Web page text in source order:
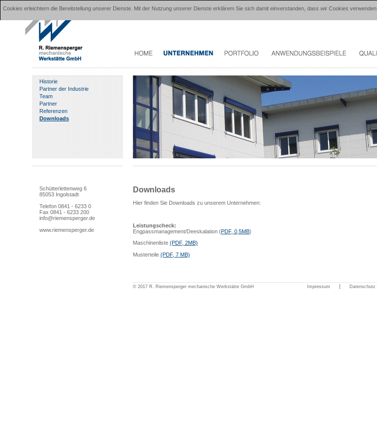
Historie
Partner der Industrie
Team
Partner
Referenzen
Downloads
Schütterlettenweg 6
85053 Ingolstadt
Telefon 0841 - 6233 0
Fax 0841 - 6233 200
info@riemensperger.de
www.riemensperger.de
Downloads
Hier finden Sie Downloads zu unserem Unternehmen:
Leistungscheck:
Engpassmanagement/Deeskalation (PDF, 0,5MB)
Maschinenliste (PDF, 2MB)
Musterteile (PDF, 7 MB)
© 2017 R. Riemensperger mechanische Werkstätte GmbH Impressum | Datenschutz
Cookies erleichtern die Bereitstellung unserer Dienste. Mit der Nutzung unserer Dienste erklärem Sie sich damit einverstanden, dass wir Cookies verwenden